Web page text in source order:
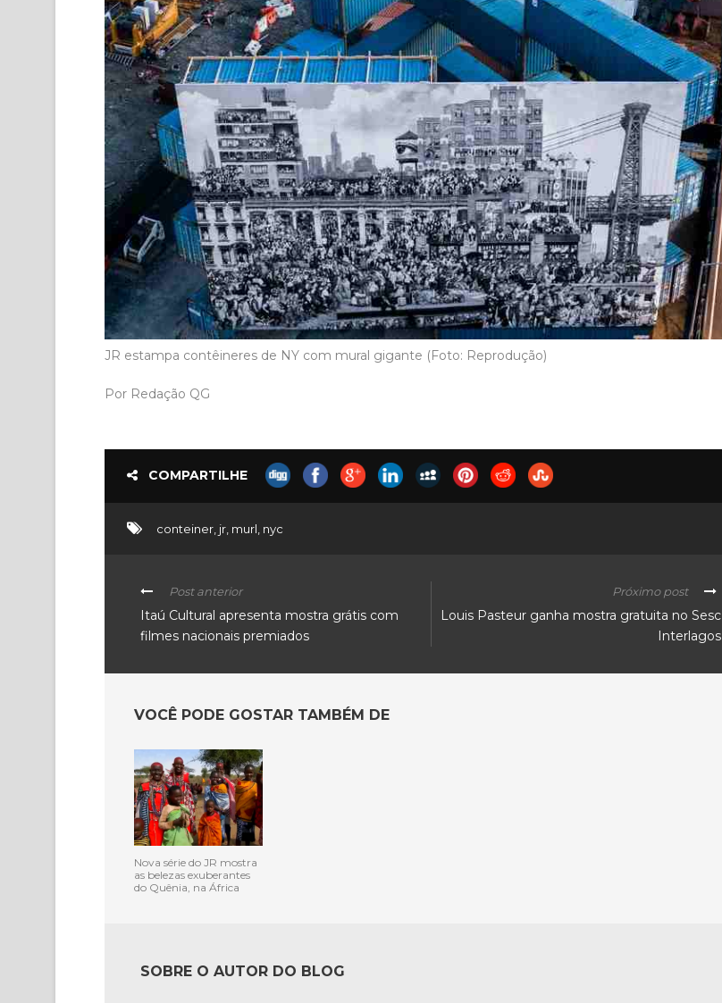
JR estampa contêineres de NY com mural gigante (Foto: Reprodução)
Por Redação QG
COMPARTILHE
conteiner, jr, murl, nyc
Post anterior
Itaú Cultural apresenta mostra grátis com
filmes nacionais premiados
Próximo post
Louis Pasteur ganha mostra gratuita no Sesc
Interlagos
VOCÊ PODE GOSTAR TAMBÉM DE
Nova série do JR mostra
as belezas exuberantes
do Quênia, na África
SOBRE O AUTOR DO BLOG